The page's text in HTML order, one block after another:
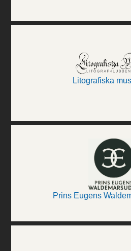
Litografiska
Prins Eugens